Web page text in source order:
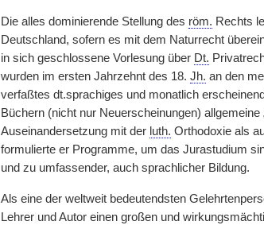
Die alles dominierende Stellung des röm. Rechts
Deutschland, sofern es mit dem Naturrecht
in sich geschlossene Vorlesung über Dt.
wurden im ersten Jahrzehnt des 18. Jh. an den
verfaßtes dt.sprachiges und monatlich
Büchern (nicht nur Neuerscheinungen)
Auseinandersetzung mit der luth. Orthodoxie als
formulierte er Programme, um das Jurastudium
und zu umfassender, auch sprachlicher Bildung.
Als eine der weltweit bedeutendsten
Lehrer| und Autor einen großen und